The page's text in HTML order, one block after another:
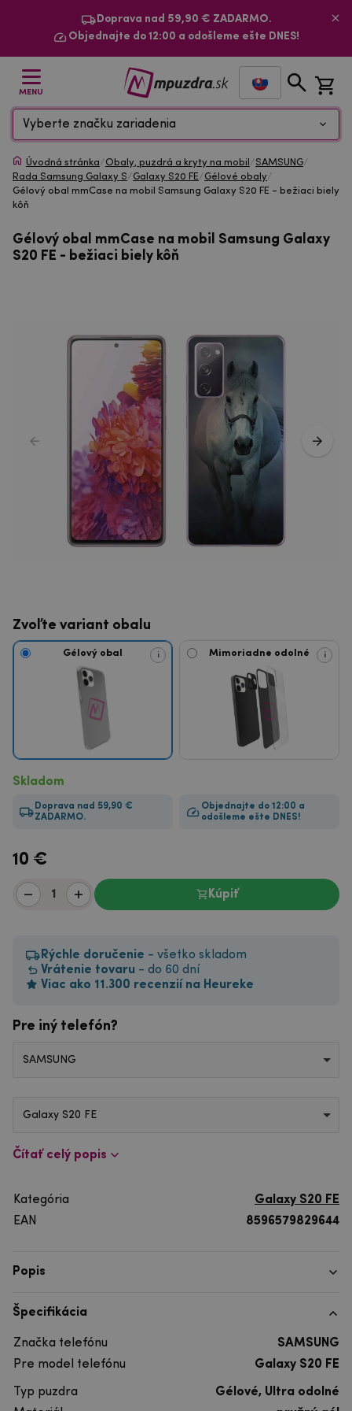
Doprava nad 59,90 € ZADARMO.
Objednajte do 12:00 a odošleme ešte DNES!
MENU
Vyberte značku zariadenia
Úvodná stránka/Obaly, puzdrá a kryty na mobil /SAMSUNG/
Rada Samsung Galaxy S/Galaxy S20 FE/Gélové obaly/
Gélový obal mmCase na mobil Samsung Galaxy S20 FE - bežiaci biely
kôň
Gélový obal mmCase na mobil Samsung Galaxy
S20 FE - bežiaci biely kôň
Zvoľte variant obalu
Gélový obal i Mimoriadne odolné i
Skladom
Doprava nad 59,90 €
ZADARMO.
Objednajte do 12:00 a
odošleme ešte DNES!
10 €
Kúpiť
Rýchle doručenie - všetko skladom
Vrátenie tovaru - do 60 dní
Viac ako 11.300 recenzií na Heureke
Pre iný telefón?
SAMSUNG
Galaxy S20 FE
Čítať celý popis
Kategória
Galaxy S20 FE
EAN
8596579829644
Popis
Špecifikácia
Značka telefónu
SAMSUNG
Pre model telefónu
Galaxy S20 FE
Typ puzdra
Gélové, Ultra odolné